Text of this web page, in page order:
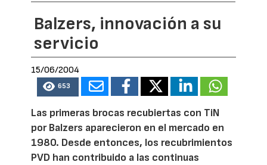
Balzers, innovación a su
servicio
15/06/2004
653
Las primeras brocas recubiertas con TiN
por Balzers aparecieron en el mercado en
1980. Desde entonces, los recubrimientos
PVD han contribuido a las continuas